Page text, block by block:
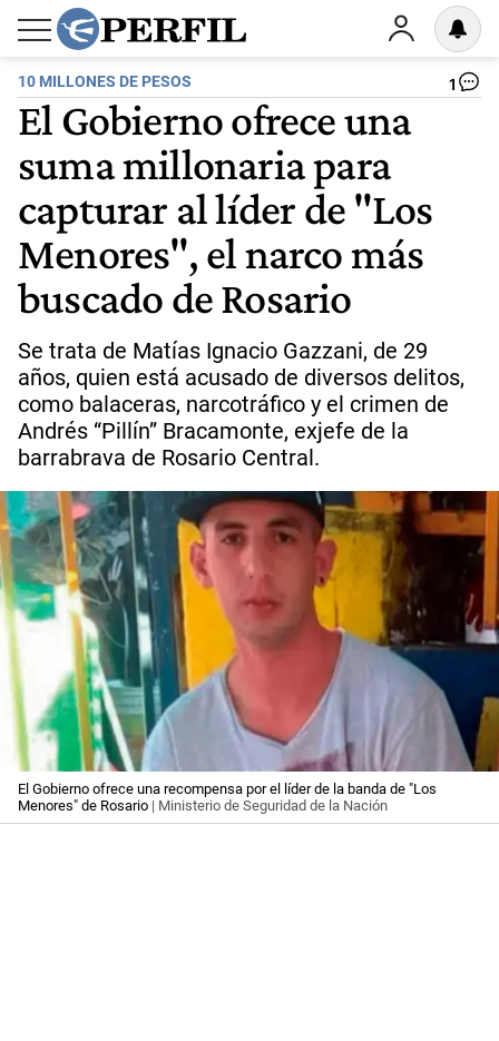
10 MILLONES DE PESOS 1
El Gobierno ofrece una
suma millonaria para
capturar al líder de "Los
Menores", el narco más
buscado de Rosario
Se trata de Matías Ignacio Gazzani, de 29
años, quien está acusado de diversos delitos,
como balaceras, narcotráfico y el crimen de
Andrés “Pillín” Bracamonte, exjefe de la
barrabrava de Rosario Central.
El Gobierno ofrece una recompensa por el líder de la banda de "Los
Menores" de Rosario | Ministerio de Seguridad de la Nación